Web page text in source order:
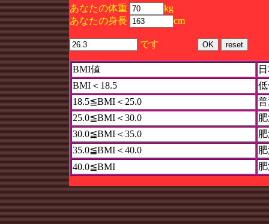
あなたの体重
kg
あなたの身長
cm
です
BMI値
BMI＜18.5
18.5≦BMI＜25.0
25.0≦BMI＜30.0
30.0≦BMI＜35.0
35.0≦BMI＜40.0
40.0≦BMI